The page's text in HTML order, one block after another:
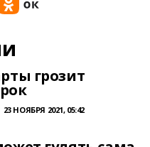
грозит
23 НОЯБРЯ 2021, 05:42